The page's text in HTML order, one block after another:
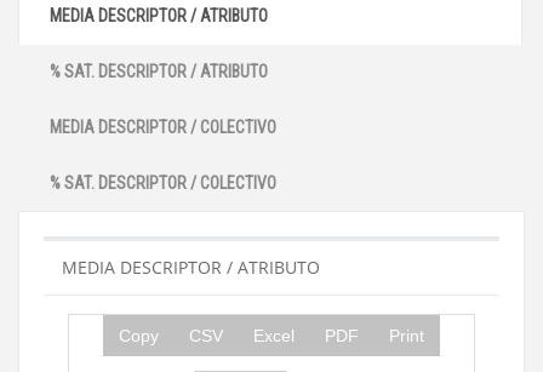
MEDIA DESCRIPTOR / ATRIBUTO
% SAT. DESCRIPTOR / ATRIBUTO
MEDIA DESCRIPTOR / COLECTIVO
% SAT. DESCRIPTOR / COLECTIVO
MEDIA DESCRIPTOR / ATRIBUTO
Copy CSV Excel PDF Print